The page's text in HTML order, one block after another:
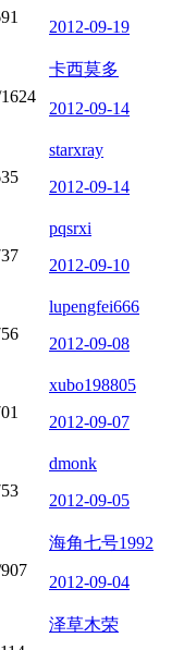
2012-09-19
卡西莫多
2012-09-14
starxray
2012-09-14
pqsrxi
2012-09-10
lupengfei666
2012-09-08
xubo198805
2012-09-07
dmonk
2012-09-05
海角七号1992
2012-09-04
泽草木荣